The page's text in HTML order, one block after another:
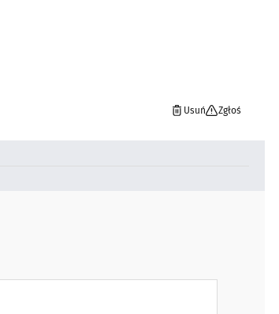
Usuń Zgłoś